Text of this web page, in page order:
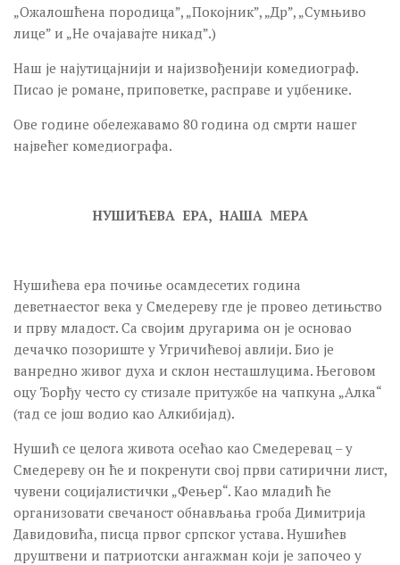
Продукција
Позориште Бранислав Нушић
Набавке
„Ожалошћена породица”, „Покојник”, „Др”, „Сумњиво
лице” и „Не очајавајте никад”.)
Наш је најутицајнији и најизвођенији комедиограф.
Писао је романе, приповетке, расправе и уџбенике.
Ове године обележавамо 80 година од смрти нашег
највећег комедиографа.
НУШИЋЕВА ЕРА, НАША МЕРА
Нушићева ера почиње осамдесетих година
деветнаестог века у Смедереву где је провео детињство
и прву младост. Са својим другарима он је основао
дечачко позориште у Угричићевој авлији. Био је
ванредно живог духа и склон несташлуцима. Његовом
оцу Ђорђу често су стизале притужбе на чапкуна „Алка“
(тад се још водио као Алкибијад).
Нушић се целога живота осећао као Смедеревац – у
Смедереву он ће и покренути свој први сатирични лист,
чувени социјалистички „Фењер“. Као младић ће
организовати свечаност обнављања гроба Димитрија
Давидовића, писца првог српског устава. Нушићев
друштвени и патриотски ангажман који је започео у